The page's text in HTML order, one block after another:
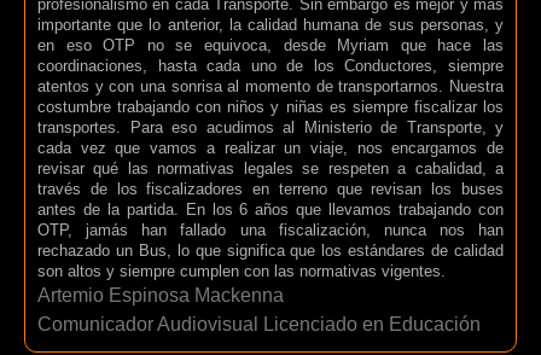
profesionalismo en cada Transporte. Sin embargo es mejor y más
importante que lo anterior, la calidad humana de sus personas, y
en eso OTP no se equivoca, desde Myriam que hace las
coordinaciones, hasta cada uno de los Conductores, siempre
atentos y con una sonrisa al momento de transportarnos. Nuestra
costumbre trabajando con niños y niñas es siempre fiscalizar los
transportes. Para eso acudimos al Ministerio de Transporte, y
cada vez que vamos a realizar un viaje, nos encargamos de
revisar qué las normativas legales se respeten a cabalidad, a
través de los fiscalizadores en terreno que revisan los buses
antes de la partida. En los 6 años que llevamos trabajando con
OTP, jamás han fallado una fiscalización, nunca nos han
rechazado un Bus, lo que significa que los estándares de calidad
son altos y siempre cumplen con las normativas vigentes.
Artemio Espinosa Mackenna
Comunicador Audiovisual Licenciado en Educación